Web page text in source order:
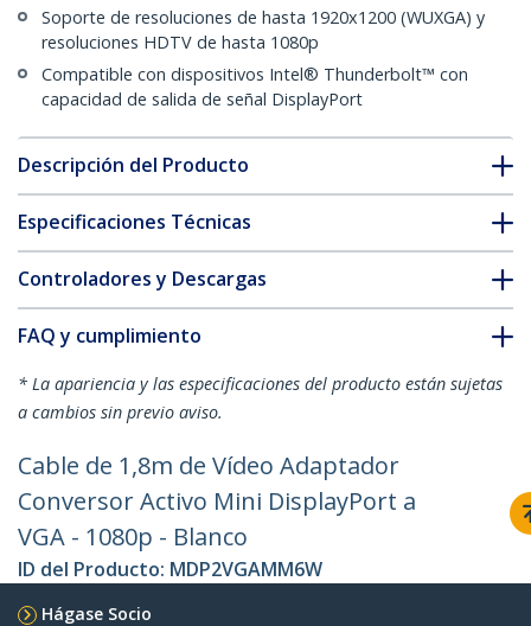
Soporte de resoluciones de hasta 1920x1200 (WUXGA) y
resoluciones HDTV de hasta 1080p
Compatible con dispositivos Intel® Thunderbolt™ con
capacidad de salida de señal DisplayPort
Descripción del Producto
Especificaciones Técnicas
Controladores y Descargas
FAQ y cumplimiento
* La apariencia y las especificaciones del producto están sujetas
a cambios sin previo aviso.
Cable de 1,8m de Vídeo Adaptador
Conversor Activo Mini DisplayPort a
VGA - 1080p - Blanco
ID del Producto: MDP2VGAMM6W
Hágase Socio